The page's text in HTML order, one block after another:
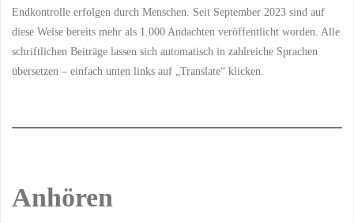
Endkontrolle erfolgen durch Menschen. Seit September 2023 sind auf
diese Weise bereits mehr als 1.000 Andachten veröffentlicht worden. Alle
schriftlichen Beiträge lassen sich automatisch in zahlreiche Sprachen
übersetzen – einfach unten links auf „Translate“ klicken.
Anhören